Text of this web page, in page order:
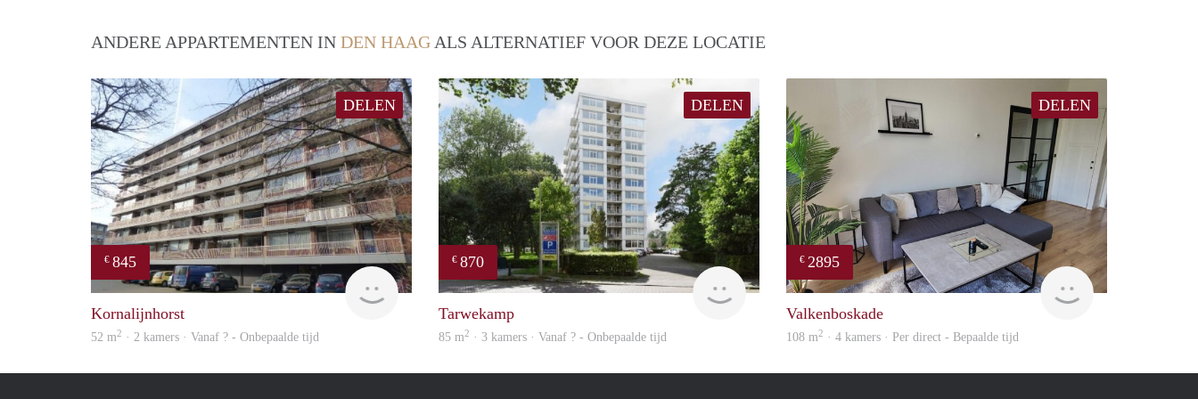
ANDERE APPARTEMENTEN IN DEN HAAG ALS ALTERNATIEF VOOR DEZE LOCATIE
DELEN
€ 845
finder
Kornalijnhorst
52 m2 · 2 kamers · Vanaf ? - Onbepaalde tijd
DELEN
€ 870
Tarwekamp
85 m2 · 3 kamers · Vanaf ? - Onbepaalde tijd
DELEN
€ 2895
Holland Housing
Valkenboskade
108 m2 · 4 kamers · Per direct - Bepaalde tijd